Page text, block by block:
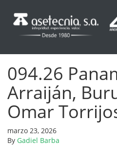
094.26
Arraiján,
Omar
marzo 23, 2026
By Gadiel Barba